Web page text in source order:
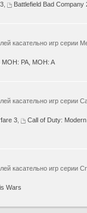
Battlefield Bad Company
касательно игр серии
MOH: PA, MOH: A
касательно игр серии
3
Call of Duty:
касательно игр серии
Wars